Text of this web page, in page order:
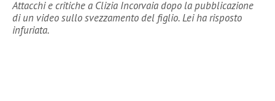
Attacchi e critiche a Clizia Incorvaia dopo la pubblicazione
di un video sullo svezzamento del figlio. Lei ha risposto
infuriata.